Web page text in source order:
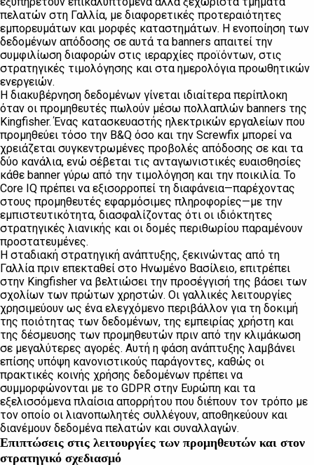
πελατών στη Γαλλία, με διαφορετικές προτεραιότητες
εμπορευμάτων και μορφές καταστημάτων. Η ενοποίηση των
δεδομένων απόδοσης σε αυτά τα banners απαιτεί την
συμφιλίωση διαφορών στις ιεραρχίες προϊόντων, στις
στρατηγικές τιμολόγησης και στα ημερολόγια προωθητικών
ενεργειών.
Η διακυβέρνηση δεδομένων γίνεται ιδιαίτερα περίπλοκη
όταν οι προμηθευτές πωλούν μέσω πολλαπλών banners της
Kingfisher. Ένας κατασκευαστής ηλεκτρικών εργαλείων που
προμηθεύει τόσο την B&Q όσο και την Screwfix μπορεί να
χρειάζεται συγκεντρωμένες προβολές απόδοσης σε και τα
δύο κανάλια, ενώ σέβεται τις ανταγωνιστικές ευαισθησίες
κάθε banner γύρω από την τιμολόγηση και την ποικιλία. Το
Core IQ πρέπει να εξισορροπεί τη διαφάνεια—παρέχοντας
στους προμηθευτές εφαρμόσιμες πληροφορίες—με την
εμπιστευτικότητα, διασφαλίζοντας ότι οι ιδιόκτητες
στρατηγικές λιανικής και οι δομές περιθωρίου παραμένουν
προστατευμένες.
Η σταδιακή στρατηγική ανάπτυξης, ξεκινώντας από τη
Γαλλία πριν επεκταθεί στο Ηνωμένο Βασίλειο, επιτρέπει
στην Kingfisher να βελτιώσει την προσέγγισή της βάσει των
σχολίων των πρώτων χρηστών. Οι γαλλικές λειτουργίες
χρησιμεύουν ως ένα ελεγχόμενο περιβάλλον για τη δοκιμή
της ποιότητας των δεδομένων, της εμπειρίας χρήστη και
της δέσμευσης των προμηθευτών πριν από την κλιμάκωση
σε μεγαλύτερες αγορές. Αυτή η φάση ανάπτυξης λαμβάνει
επίσης υπόψη κανονιστικούς παράγοντες, καθώς οι
πρακτικές κοινής χρήσης δεδομένων πρέπει να
συμμορφώνονται με το GDPR στην Ευρώπη και τα
εξελισσόμενα πλαίσια απορρήτου που διέπουν τον τρόπο με
τον οποίο οι λιανοπωλητές συλλέγουν, αποθηκεύουν και
διανέμουν δεδομένα πελατών και συναλλαγών.
Επιπτώσεις στις λειτουργίες των προμηθευτών και στον
στρατηγικό σχεδιασμό